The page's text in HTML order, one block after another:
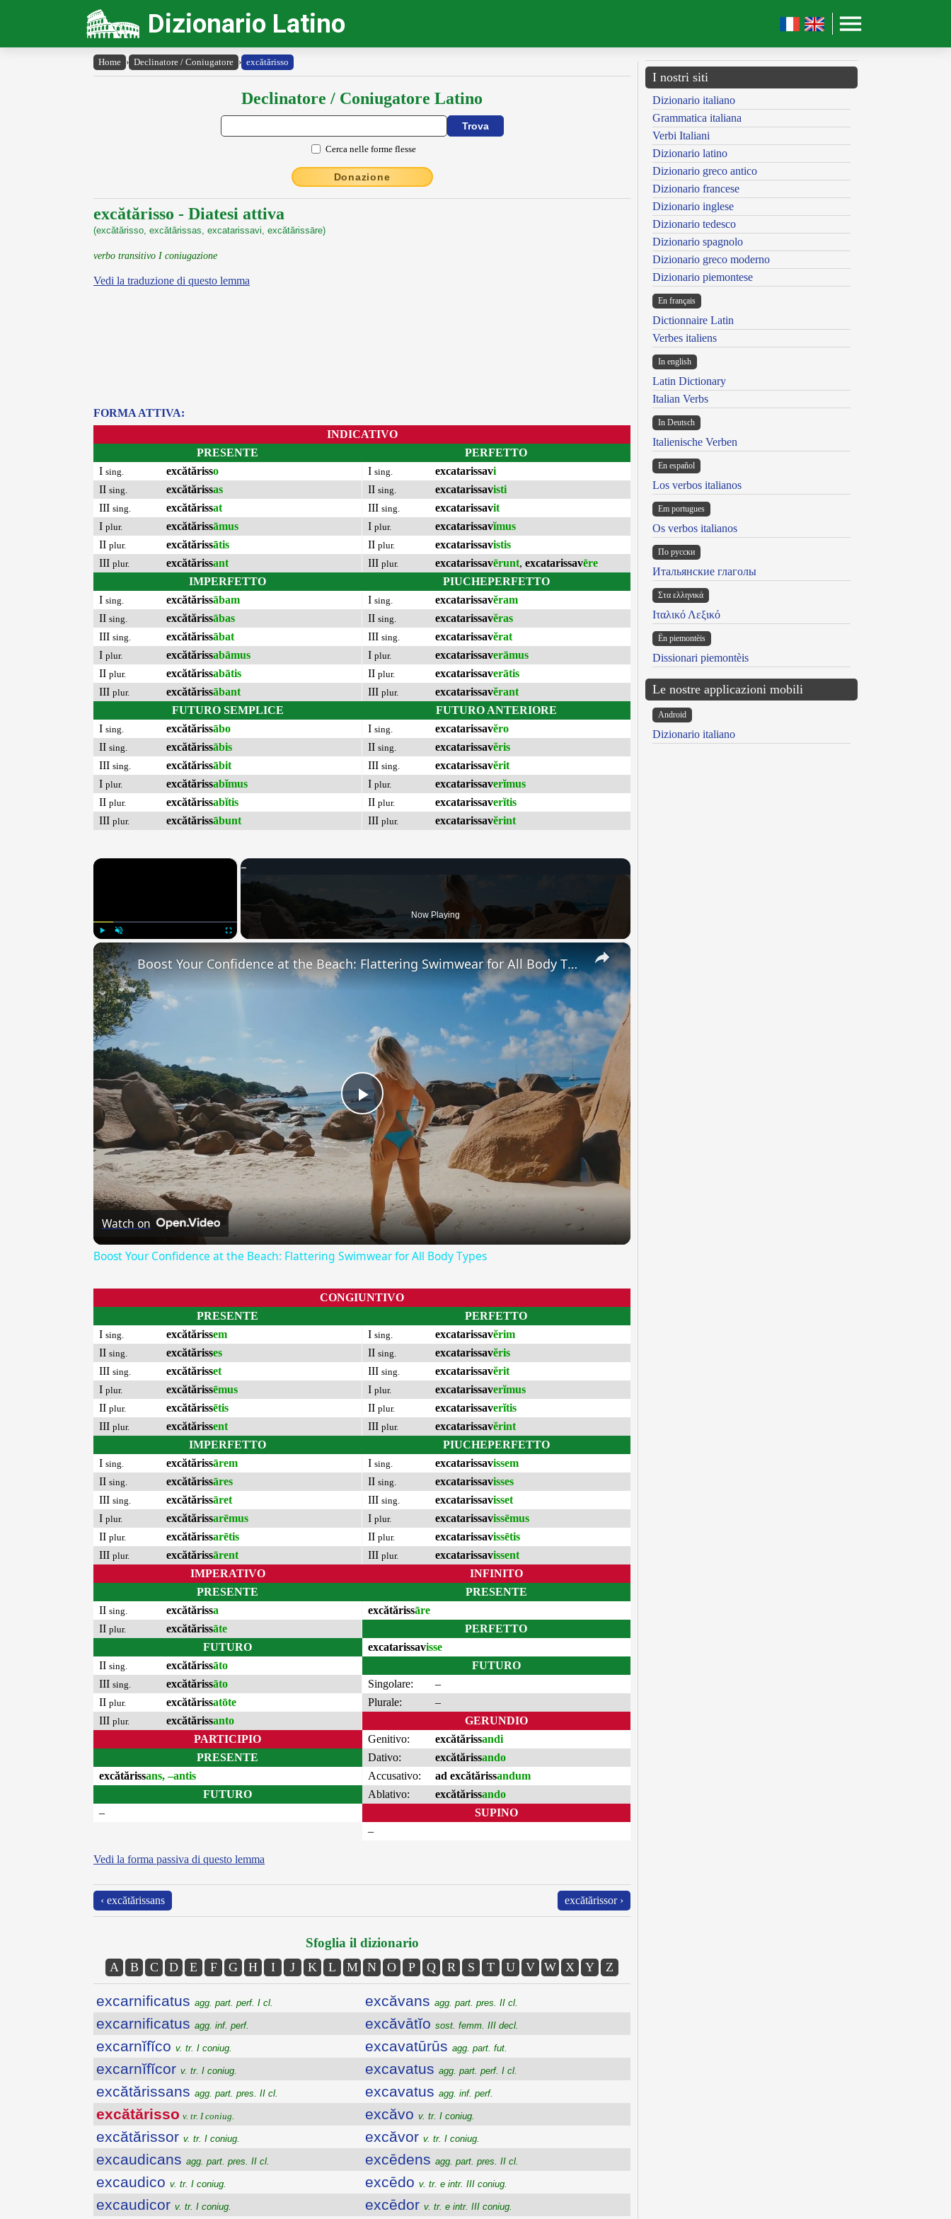
Dizionario Latino
Home › Declinatore / Coniugatore › excătărisso
Declinatore / Coniugatore Latino
Cerca nelle forme flesse
Donazione
excătărisso - Diatesi attiva
(excătărisso, excătărissas, excatarissavi, excătărissāre)
verbo transitivo I coniugazione
Vedi la traduzione di questo lemma
FORMA ATTIVA:
INDICATIVO
PRESENTE
I sing. excătărisso
II sing. excătărissas
III sing. excătărissat
I plur. excătărissāmus
II plur. excătărissātis
III plur. excătărissant
IMPERFETTO
I sing. excătărissābam
II sing. excătărissābas
III sing. excătărissābat
I plur. excătărissabāmus
II plur. excătărissabātis
III plur. excătărissābant
FUTURO SEMPLICE
I sing. excătărissābo
II sing. excătărissābis
III sing. excătărissābit
I plur. excătărissabĭmus
II plur. excătărissabĭtis
III plur. excătărissābunt
PERFETTO
I sing. excatarissavi
II sing. excatarissavisti
III sing. excatarissavit
I plur. excatarissavĭmus
II plur. excatarissavistis
III plur. excatarissavērunt, excatarissavēre
PIUCHEPERFETTO
I sing. excatarissavĕram
II sing. excatarissavĕras
III sing. excatarissavĕrat
I plur. excatarissaverāmus
II plur. excatarissaverātis
III plur. excatarissavĕrant
FUTURO ANTERIORE
I sing. excatarissavĕro
II sing. excatarissavĕris
III sing. excatarissavĕrit
I plur. excatarissaverĭmus
II plur. excatarissaverĭtis
III plur. excatarissavĕrint
×
Play Unmute
Now Playing
×
Play
Video
Boost Your Confidence at the Beach: Flattering Swimwear for All Body Types
Watch on
Boost Your Confidence at the Beach: Flattering Swimwear for All Body Types
CONGIUNTIVO
PRESENTE
I sing. excătărissem
II sing. excătărisses
III sing. excătărisset
I plur. excătărissēmus
II plur. excătărissētis
III plur. excătărissent
IMPERFETTO
I sing. excătărissārem
II sing. excătărissāres
III sing. excătărissāret
I plur. excătărissarēmus
II plur. excătărissarētis
III plur. excătărissārent
PERFETTO
I sing. excatarissavĕrim
II sing. excatarissavĕris
III sing. excatarissavĕrit
I plur. excatarissaverĭmus
II plur. excatarissaverĭtis
III plur. excatarissavĕrint
PIUCHEPERFETTO
I sing. excatarissavissem
II sing. excatarissavisses
III sing. excatarissavisset
I plur. excatarissavissēmus
II plur. excatarissavissētis
III plur. excatarissavissent
IMPERATIVO
PRESENTE
II sing. excătărissa
II plur. excătărissāte
FUTURO
II sing. excătărissāto
III sing. excătărissāto
II plur. excătărissatōte
III plur. excătărissanto
PARTICIPIO
PRESENTE
excătărissans, –antis
FUTURO
–
INFINITO
PRESENTE
excătărissāre
PERFETTO
excatarissavisse
FUTURO
Singolare:
–
Plurale:
–
GERUNDIO
Genitivo:
excătărissandi
Dativo:
excătărissando
Accusativo:
ad excătărissandum
Ablativo:
excătărissando
SUPINO
–
Vedi la forma passiva di questo lemma
‹ excătărissans excătărissor ›
Sfoglia il dizionario
A B C D E F G H I J K L M N O P Q R S T U V W X Y Z
excarnificatus agg. part. perf. I cl.
excarnificatus agg. inf. perf.
excarnĭfĭco v. tr. I coniug.
excarnĭfĭcor v. tr. I coniug.
excătărissans agg. part. pres. II cl.
excătărisso v. tr. I coniug.
excătărissor v. tr. I coniug.
excaudicans agg. part. pres. II cl.
excaudico v. tr. I coniug.
excaudicor v. tr. I coniug.
excăvans agg. part. pres. II cl.
excăvātĭo sost. femm. III decl.
excavatūrūs agg. part. fut.
excavatus agg. part. perf. I cl.
excavatus agg. inf. perf.
excăvo v. tr. I coniug.
excăvor v. tr. I coniug.
excēdens agg. part. pres. II cl.
excēdo v. tr. e intr. III coniug.
excēdor v. tr. e intr. III coniug.
I nostri siti
Dizionario italiano
Grammatica italiana
Verbi Italiani
Dizionario latino
Dizionario greco antico
Dizionario francese
Dizionario inglese
Dizionario tedesco
Dizionario spagnolo
Dizionario greco moderno
Dizionario piemontese
En français
Dictionnaire Latin
Verbes italiens
In english
Latin Dictionary
Italian Verbs
In Deutsch
Italienische Verben
En español
Los verbos italianos
Em portugues
Os verbos italianos
По русски
Итальянские глаголы
Στα ελληνικά
Ιταλικό Λεξικό
Ën piemontèis
Dissionari piemontèis
Le nostre applicazioni mobili
Android
Dizionario italiano